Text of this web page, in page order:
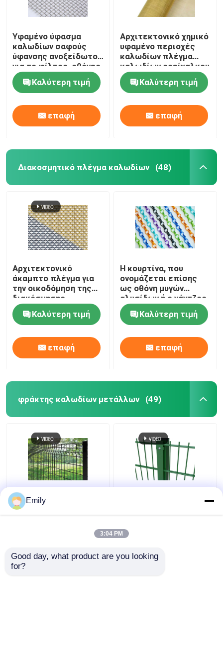
Υφαμένο ύφασμα
καλωδίων σαφούς
ύφανσης ανοξείδωτου
για το φίλτρο, οθόνες
παραθύρων
Καλύτερη τιμή
επαφή
Αρχιτεκτονικό χημικό
υφαμένο περιοχές
καλωδίων πλέγμα
καλωδίων ορείχαλκου
υφασμάτων
διακοσμητικό
Καλύτερη τιμή
επαφή
Διακοσμητικό πλέγμα καλωδίων (48)
Αρχιτεκτονικό
άκαμπτο πλέγμα για
την οικοδόμηση της
διακόσμησης
προσόψεων
Καλύτερη τιμή
επαφή
Η κουρτίνα, που
ονομάζεται επίσης
ως οθόνη μυγών
αλυσίδων ή ο γάντζος
συνδέσεων αλυσίδων
αλυσοδένει την
κουρτίνα, υλικό
αργιλίου
Καλύτερη τιμή
επαφή
φράκτης καλωδίων μετάλλων (49)
φράκτης καλωδίων
μετάλλων φρακτών
τρισδιάστατος 5mm
Διπλό Σύρμα Φράχτης
6/5/6mm σύρμα
Emily
3:04 PM
Good day, what product are you looking
for?